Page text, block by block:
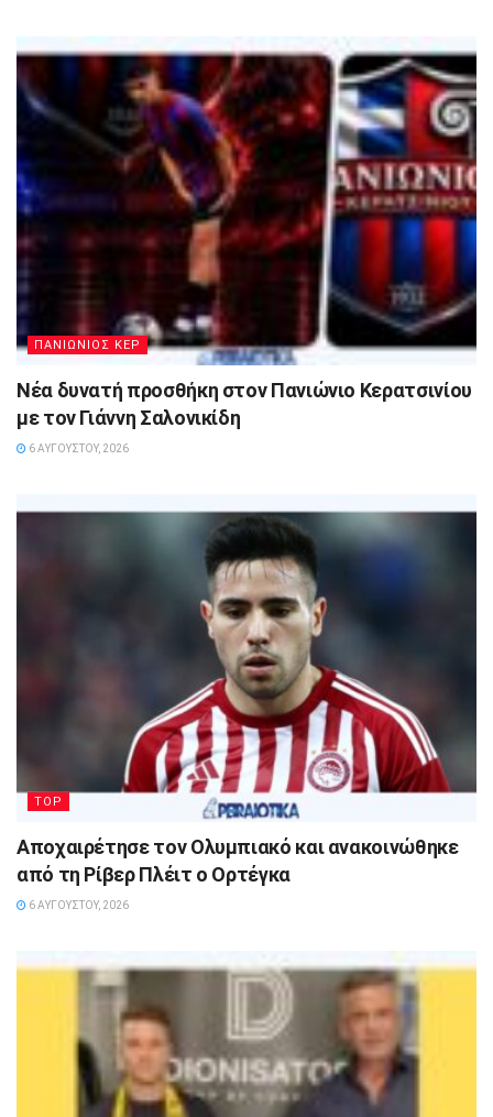
ΠΑΝΙΩΝΙΟΣ ΚΕΡ
Νέα δυνατή προσθήκη στον Πανιώνιο Κερατσινίου
με τον Γιάννη Σαλονικίδη
6 ΑΥΓΟΎΣΤΟΥ, 2026
TOP
Αποχαιρέτησε τον Ολυμπιακό και ανακοινώθηκε
από τη Ρίβερ Πλέιτ ο Ορτέγκα
6 ΑΥΓΟΎΣΤΟΥ, 2026